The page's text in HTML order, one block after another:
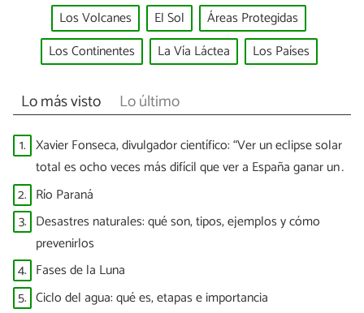
Los Volcanes El Sol
Áreas Protegidas
Los Continentes
La Vía Láctea Los Países
Lo más visto Lo último
1. Xavier Fonseca, divulgador científico: “Ver un eclipse solar
total es ocho veces más difícil que ver a España ganar un
Mundial”
2. Río Paraná
3. Desastres naturales: qué son, tipos, ejemplos y cómo
prevenirlos
4. Fases de la Luna
5. Ciclo del agua: qué es, etapas e importancia